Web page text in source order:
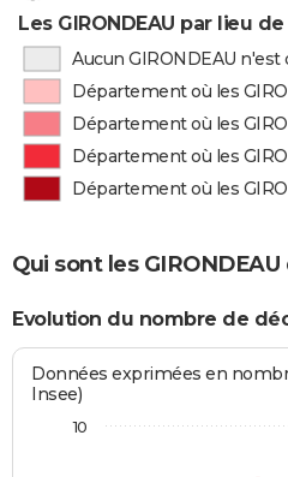
Les GIRONDEAU par lieu
Aucun GIRONDEAU
Département où les
Département où les
Département où les
Département où les
Qui sont les
Evolution du nombre de
Données exprimées en
Insee)
10